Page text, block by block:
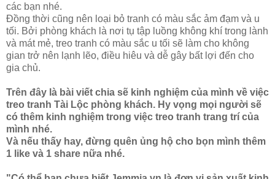
các bạn nhé.
Đồng thời cũng nên loại bỏ tranh có màu sắc ảm đạm và u
tối. Bởi phòng khách là nơi tụ tập luồng không khí trong lành
và mát mẻ, treo tranh có màu sắc u tối sẽ làm cho không
gian trở nên lạnh lẽo, điều hiêu và dễ gây bất lợi đến cho
gia chủ.
Trên đây là bài viết chia sẽ kinh nghiệm của mình về việc
treo tranh Tài Lộc phòng khách. Hy vọng mọi người sẽ
có thêm kinh nghiệm trong việc treo tranh trang trí của
mình nhé.
Và nếu thấy hay, đừng quên ủng hộ cho bọn mình thêm
1 like và 1 share nữa nhé.